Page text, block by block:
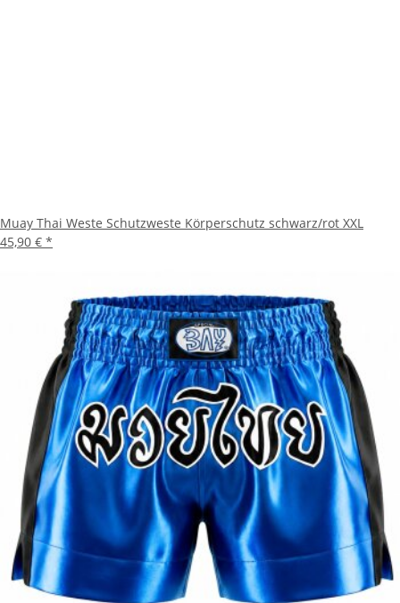
Muay Thai Weste Schutzweste Körperschutz schwarz/rot XXL
45,90 € *